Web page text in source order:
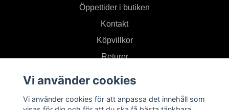
Öppettider i butiken
Kontakt
Köpvillkor
Returer
Prenumerera på vårt nyhetsbrev
Vi använder cookies
Vi använder cookies för att anpassa det innehåll som